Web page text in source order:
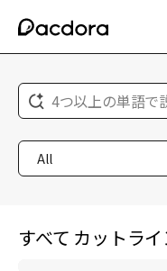
4つ以上の単語で
All
すべて カットラ